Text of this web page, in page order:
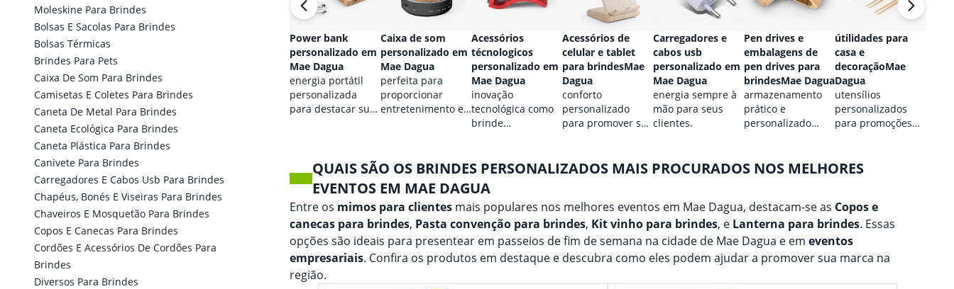
Moleskine Para Brindes
Bolsas E Sacolas Para Brindes
Bolsas Térmicas
Brindes Para Pets
Caixa De Som Para Brindes
Camisetas E Coletes Para Brindes
Caneta De Metal Para Brindes
Caneta Ecológica Para Brindes
Caneta Plástica Para Brindes
Canivete Para Brindes
Carregadores E Cabos Usb Para Brindes
Chapéus, Bonés E Viseiras Para Brindes
Chaveiros E Mosquetão Para Brindes
Copos E Canecas Para Brindes
Cordões E Acessórios De Cordões Para
Brindes
Diversos Para Brindes
Power bank
personalizado em
Mae Dagua
energia portátil
personalizada
para destacar sua
Caixa de som
personalizado em
Mae Dagua
perfeita para
proporcionar
entretenimento e
Acessórios
técnologicos
personalizado em
Mae Dagua
inovação
tecnológica como
brinde
Acessórios de
celular e tablet
para brindesMae
Dagua
conforto
personalizado
para promover sua
Carregadores e
cabos usb
personalizado em
Mae Dagua
energia sempre à
mão para seus
clientes.
Pen drives e
embalagens de
pen drives para
brindesMae Dagua
armazenamento
prático e
personalizado
útilidades para
casa e
decoraçãoMae
Dagua
utensílios
personalizados
para promoções
QUAIS SÃO OS BRINDES PERSONALIZADOS MAIS PROCURADOS NOS MELHORES
EVENTOS EM MAE DAGUA
Entre os mimos para clientes mais populares nos melhores eventos em Mae Dagua, destacam-se as Copos e
canecas para brindes, Pasta convenção para brindes, Kit vinho para brindes, e Lanterna para brindes. Essas
opções são ideais para presentear em passeios de fim de semana na cidade de Mae Dagua e em eventos
empresariais. Confira os produtos em destaque e descubra como eles podem ajudar a promover sua marca na
região.